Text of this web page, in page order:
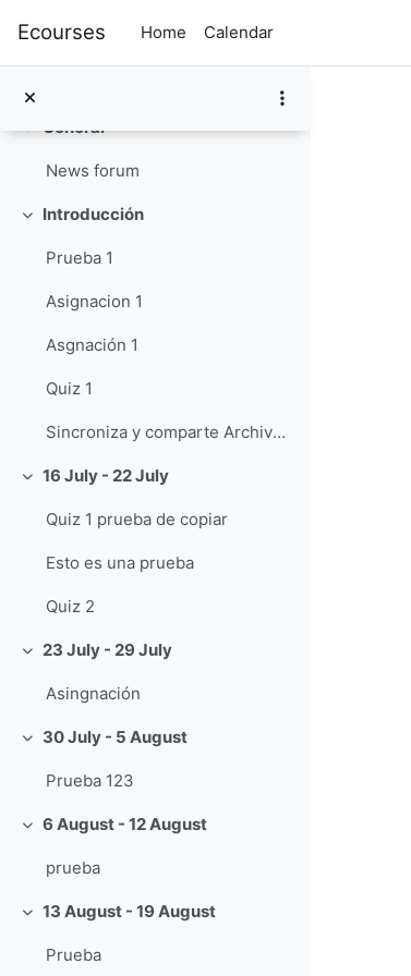
Ecourses Home Calendar
Collapse
General
News forum
Collapse
Introducción
Prueba 1
Asignacion 1
Asgnación 1
Quiz 1
Sincroniza y comparte Archivos25
Collapse
16 July - 22 July
Quiz 1 prueba de copiar
Esto es una prueba
Quiz 2
Collapse
23 July - 29 July
Asingnación
Collapse
30 July - 5 August
Prueba 123
Collapse
6 August - 12 August
prueba
Collapse
13 August - 19 August
Prueba